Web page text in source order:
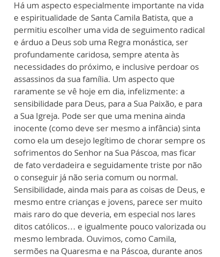
Há um aspecto especialmente importante na vida
e espiritualidade de Santa Camila Batista, que a
permitiu escolher uma vida de seguimento radical
e árduo a Deus sob uma Regra monástica, ser
profundamente caridosa, sempre atenta às
necessidades do próximo, e inclusive perdoar os
assassinos da sua família. Um aspecto que
raramente se vê hoje em dia, infelizmente: a
sensibilidade para Deus, para a Sua Paixão, e para
a Sua Igreja. Pode ser que uma menina ainda
inocente (como deve ser mesmo a infância) sinta
como ela um desejo legítimo de chorar sempre os
sofrimentos do Senhor na Sua Páscoa, mas ficar
de fato verdadeira e seguidamente triste por não
o conseguir já não seria comum ou normal.
Sensibilidade, ainda mais para as coisas de Deus, e
mesmo entre crianças e jovens, parece ser muito
mais raro do que deveria, em especial nos lares
ditos católicos… e igualmente pouco valorizada ou
mesmo lembrada. Ouvimos, como Camila,
sermões na Quaresma e na Páscoa, durante anos